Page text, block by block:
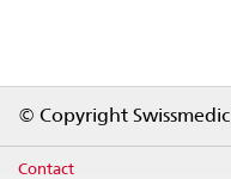
© Copyright
Contact